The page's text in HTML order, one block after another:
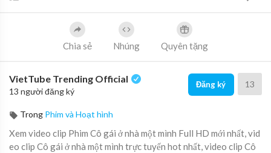
Chia sẻ Nhúng Quyên tặng
VietTube Trending Official
13 người đăng ký
Đăng ký 13
Trong Phim và Hoạt hình
Xem video clip Phim Cô gái ở nhà một mình Full HD mới nhất, vid
eo clip Cô gái ở nhà một mình trực tuyến hot nhất, video clip Cô